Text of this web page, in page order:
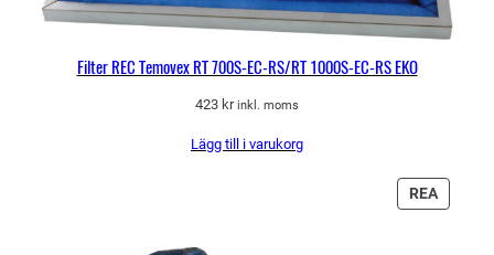
Filter REC Temovex RT 700S-EC-RS/RT 1000S-EC-RS EKO
423 kr inkl. moms
Lägg till i varukorg
REA
PÅ